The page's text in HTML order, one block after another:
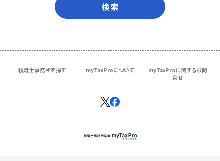
検 索
税理士事務所を探す myTaxProについて
myTaxProに関するお問
合せ